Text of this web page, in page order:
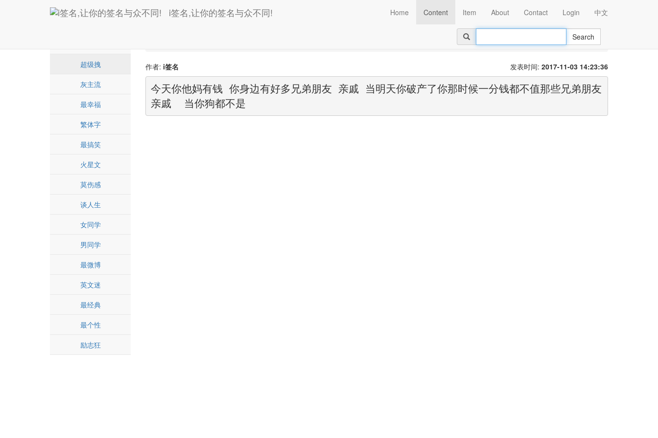
i签名,让你的签名与众不同! Home Content Item About Contact Login 中文
Search
超级拽
灰主流
最幸福
繁体字
最搞笑
火星文
莫伤感
谈人生
女同学
男同学
最微博
英文迷
最经典
最个性
励志狂
今天你他妈有钱 你身边有好多兄弟朋友 亲戚 当明天你破产了你那时候一分钱都不值那
作者: i签名 发表时间: 2017-11-03 14:23:36
今天你他妈有钱 你身边有好多兄弟朋友 亲戚 当明天你破产了你那时候一分钱都不值那些兄弟朋友
亲戚  当你狗都不是